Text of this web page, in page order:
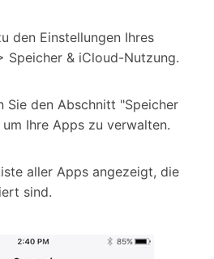
den Einstellungen Ihres
Speicher & iCloud-Nutzung.
Sie den Abschnitt "Speicher
Ihre Apps zu verwalten.
aller Apps angezeigt, die
sind.